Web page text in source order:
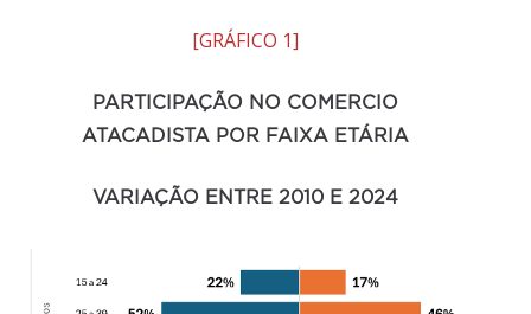
[GRÁFICO 1]
PARTICIPAÇÃO NO COMERCIO
ATACADISTA POR FAIXA ETÁRIA
VARIAÇÃO ENTRE 2010 E 2024